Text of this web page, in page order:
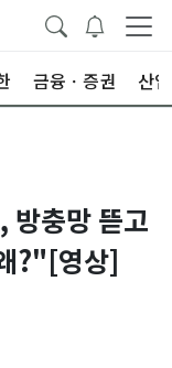
금융ㆍ증권 산업
방충망 뜯고
?"[영상]